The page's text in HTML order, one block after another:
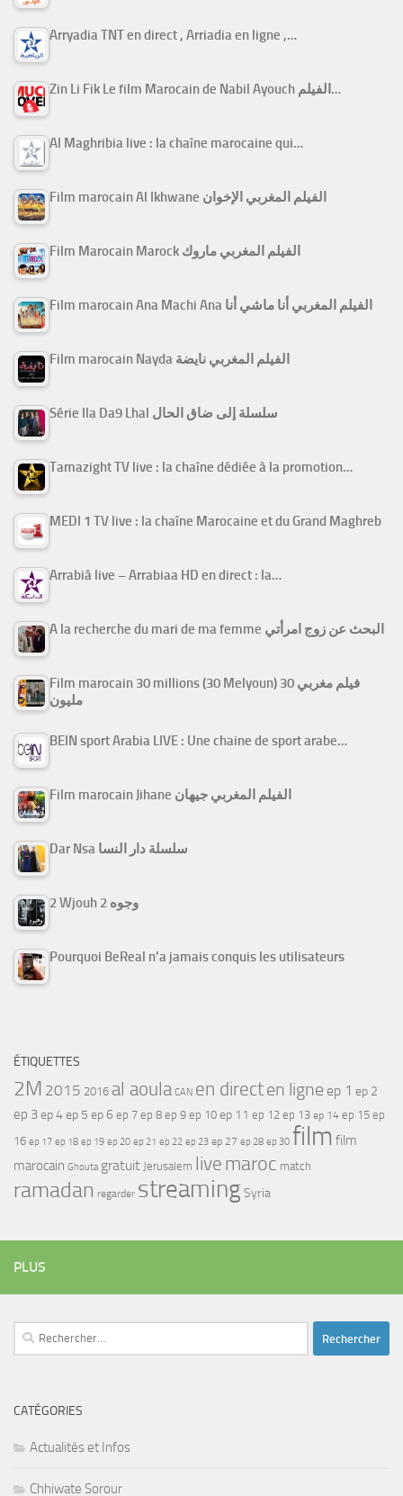
Arryadia TNT en direct , Arriadia en ligne ,…
Zin Li Fik Le film Marocain de Nabil Ayouch الفيلم…
Al Maghribia live : la chaîne marocaine qui…
Film marocain Al Ikhwane الفيلم المغربي الإخوان
Film Marocain Marock الفيلم المغربي ماروك
Film marocain Ana Machi Ana الفيلم المغربي أنا ماشي أنا
Film marocain Nayda الفيلم المغربي نايضة
Série Ila Da9 Lhal سلسلة إلى ضاق الحال
Tamazight TV live : la chaîne dédiée à la promotion…
MEDI 1 TV live : la chaîne Marocaine et du Grand Maghreb
Arrabiâ live – Arrabiaa HD en direct : la…
A la recherche du mari de ma femme البحث عن زوج امرأتي
Film marocain 30 millions (30 Melyoun) فيلم مغربي 30
مليون
BEIN sport Arabia LIVE : Une chaine de sport arabe…
Film marocain Jihane الفيلم المغربي جيهان
Dar Nsa سلسلة دار النسا
2 Wjouh 2 وجوه
Pourquoi BeReal n’a jamais conquis les utilisateurs
ÉTIQUETTES
2M 2015 2016 al aoula CAN en directen ligne ep 1 ep 2
ep 3ep 4ep 5 ep 6 ep 7 ep 8 ep 9 ep 10 ep 11 ep 12 ep 13 ep 14 ep 15 ep
16 ep 17 ep 18 ep 19 ep 20 ep 21 ep 22 ep 23 ep 27 ep 28 ep 30 film film
marocain Ghouta gratuit Jerusalem live maroc match
ramadan regarder streamingSyria
PLUS
Rechercher :
CATÉGORIES
Actualités et Infos
Chhiwate Sorour